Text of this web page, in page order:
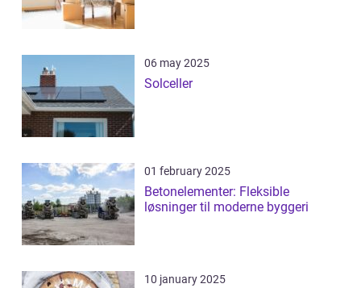
06 may 2025
Solceller
01 february 2025
Betonelementer: Fleksible
løsninger til moderne byggeri
10 january 2025